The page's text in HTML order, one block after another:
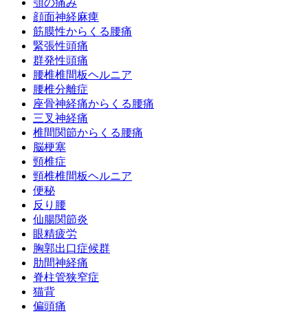
顎の痛み
顔面神経麻痺
筋膜性からくる腰痛
緊張性頭痛
群発性頭痛
腰椎椎間板ヘルニア
腰椎分離症
座骨神経痛からくる腰痛
三叉神経痛
椎間関節からくる腰痛
脳梗塞
頸椎症
頸椎椎間板ヘルニア
便秘
反り腰
仙腸関節炎
眼精疲労
胸郭出口症候群
肋間神経痛
脊柱管狭窄症
猫背
偏頭痛